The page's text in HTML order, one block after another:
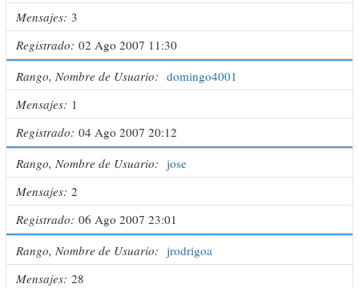
Mensajes 3
Registrado 02 Ago 2007 11:30
Rango, Nombre de Usuario
domingo4001
Mensajes 1
Registrado 04 Ago 2007 20:12
Rango, Nombre de Usuario
jose
Mensajes 2
Registrado 06 Ago 2007 23:01
Rango, Nombre de Usuario
jrodrigoa
Mensajes 28